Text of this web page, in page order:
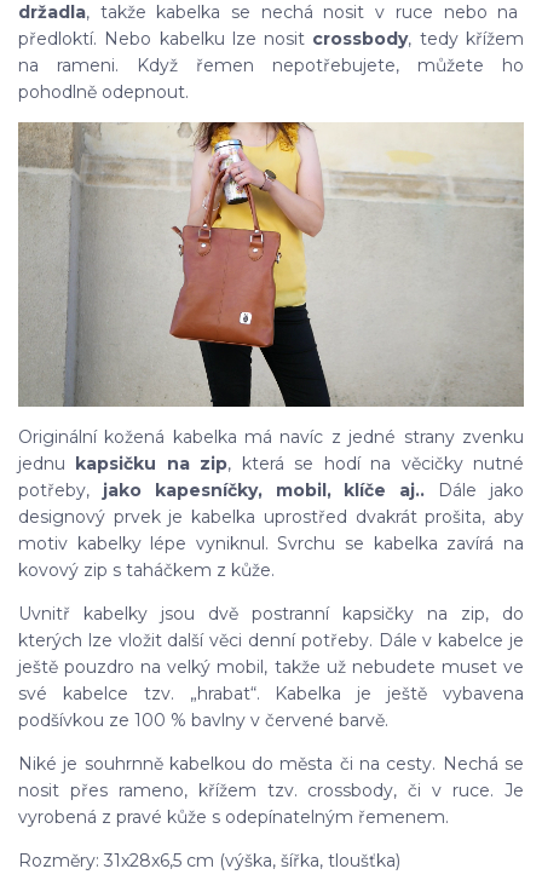
držadla, takže kabelka se nechá nosit v ruce nebo na
předloktí. Nebo kabelku lze nosit crossbody, tedy křížem
na rameni. Když řemen nepotřebujete, můžete ho
pohodlně odepnout.
Originální kožená kabelka má navíc z jedné strany zvenku
jednu
kapsičku na zip, která se hodí na věcičky nutné
potřeby, jako kapesníčky, mobil, klíče aj..
Dále jako
designový prvek je kabelka uprostřed dvakrát prošita, aby
motiv kabelky lépe vyniknul. Svrchu se kabelka zavírá na
kovový zip s taháčkem z kůže.
Uvnitř kabelky jsou dvě postranní kapsičky na zip, do
kterých lze vložit další věci denní potřeby. Dále v kabelce je
ještě pouzdro na velký mobil, takže už nebudete muset ve
své kabelce tzv. „hrabat“. Kabelka je ještě vybavena
podšívkou ze 100 % bavlny v červené barvě.
Niké je souhrnně kabelkou do města či na cesty. Nechá se
nosit přes rameno, křížem tzv. crossbody, či v ruce. Je
vyrobená z pravé kůže s odepínatelným řemenem.
Rozměry: 31x28x6,5 cm (výška, šířka, tloušťka)